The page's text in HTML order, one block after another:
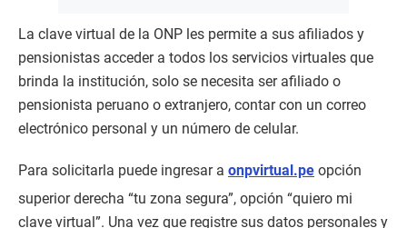
La clave virtual de la ONP les permite a sus afiliados y
pensionistas acceder a todos los servicios virtuales que
brinda la institución, solo se necesita ser afiliado o
pensionista peruano o extranjero, contar con un correo
electrónico personal y un número de celular.
Para solicitarla puede ingresar a onpvirtual.pe opción
superior derecha “tu zona segura”, opción “quiero mi
clave virtual”. Una vez que registre sus datos personales y